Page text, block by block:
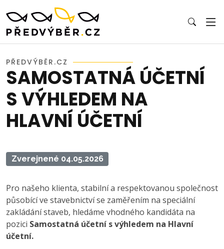
PŘEDVÝBĚR.CZ
SAMOSTATNÁ ÚČETNÍ
S VÝHLEDEM NA
HLAVNÍ ÚČETNÍ
Zverejnené 04.05.2026
Pro našeho klienta, stabilní a respektovanou společnost
působící ve stavebnictví se zaměřením na speciální
zakládání staveb, hledáme vhodného kandidáta na
pozici Samostatná účetní s výhledem na Hlavní
účetní.